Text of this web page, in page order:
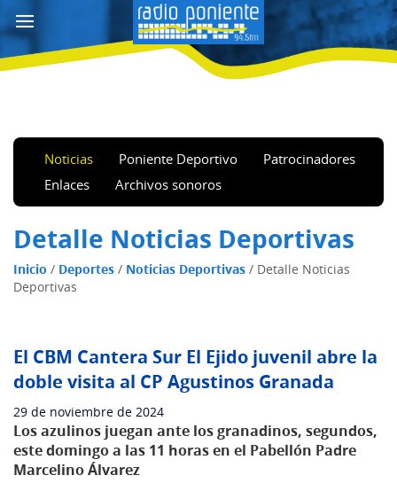
Noticias Poniente Deportivo
Patrocinadores
Enlaces
Archivos sonoros
Detalle Noticias Deportivas
Inicio / Deportes / Noticias Deportivas / Detalle Noticias
Deportivas
El CBM Cantera Sur El Ejido juvenil abre la
doble visita al CP Agustinos Granada
29 de noviembre de 2024
Los azulinos juegan ante los granadinos, segundos,
este domingo a las 11 horas en el Pabellón Padre
Marcelino Álvarez